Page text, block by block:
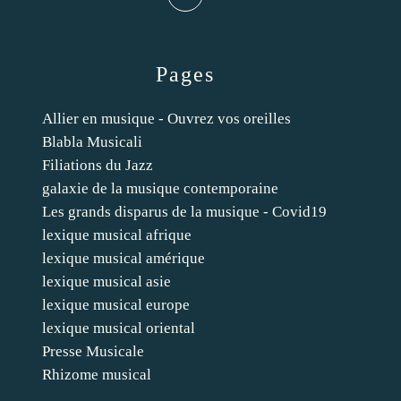
Pages
Allier en musique - Ouvrez vos oreilles
Blabla Musicali
Filiations du Jazz
galaxie de la musique contemporaine
Les grands disparus de la musique - Covid19
lexique musical afrique
lexique musical amérique
lexique musical asie
lexique musical europe
lexique musical oriental
Presse Musicale
Rhizome musical